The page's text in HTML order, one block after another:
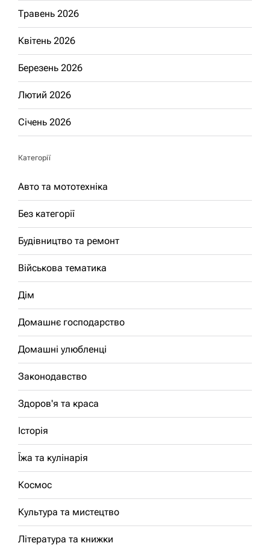
Травень 2026
Квітень 2026
Березень 2026
Лютий 2026
Січень 2026
Категорії
Авто та мототехніка
Без категорії
Будівництво та ремонт
Військова тематика
Дім
Домашнє господарство
Домашні улюбленці
Законодавство
Здоров'я та краса
Історія
Їжа та кулінарія
Космос
Культура та мистецтво
Література та книжки